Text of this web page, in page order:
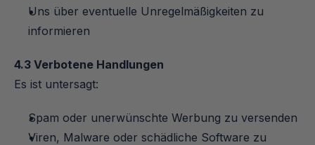
Uns über eventuelle Unregelmäßigkeiten zu
informieren
4.3 Verbotene Handlungen
Es ist untersagt:
Spam oder unerwünschte Werbung zu versenden
Viren, Malware oder schädliche Software zu